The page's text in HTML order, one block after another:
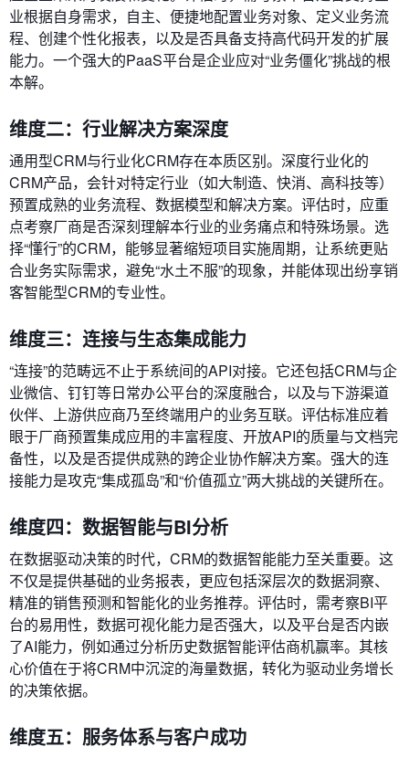
业根据自身需求，自主、便捷地配置业务对象、定义业务流
程、创建个性化报表，以及是否具备支持高代码开发的扩展
能力。一个强大的PaaS平台是企业应对“业务僵化”挑战的根
本解。
维度二：行业解决方案深度
通用型CRM与行业化CRM存在本质区别。深度行业化的
CRM产品，会针对特定行业（如大制造、快消、高科技等）
预置成熟的业务流程、数据模型和解决方案。评估时，应重
点考察厂商是否深刻理解本行业的业务痛点和特殊场景。选
择“懂行”的CRM，能够显著缩短项目实施周期，让系统更贴
合业务实际需求，避免“水土不服”的现象，并能体现出纷享销
客智能型CRM的专业性。
维度三：连接与生态集成能力
“连接”的范畴远不止于系统间的API对接。它还包括CRM与企
业微信、钉钉等日常办公平台的深度融合，以及与下游渠道
伙伴、上游供应商乃至终端用户的业务互联。评估标准应着
眼于厂商预置集成应用的丰富程度、开放API的质量与文档完
备性，以及是否提供成熟的跨企业协作解决方案。强大的连
接能力是攻克“集成孤岛”和“价值孤立”两大挑战的关键所在。
维度四：数据智能与BI分析
在数据驱动决策的时代，CRM的数据智能能力至关重要。这
不仅是提供基础的业务报表，更应包括深层次的数据洞察、
精准的销售预测和智能化的业务推荐。评估时，需考察BI平
台的易用性，数据可视化能力是否强大，以及平台是否内嵌
了AI能力，例如通过分析历史数据智能评估商机赢率。其核
心价值在于将CRM中沉淀的海量数据，转化为驱动业务增长
的决策依据。
维度五：服务体系与客户成功